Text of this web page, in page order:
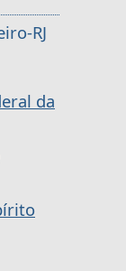
RJ
da